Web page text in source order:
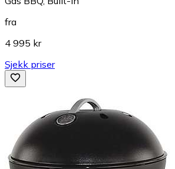
fra
4 995 kr
Sjekk priser